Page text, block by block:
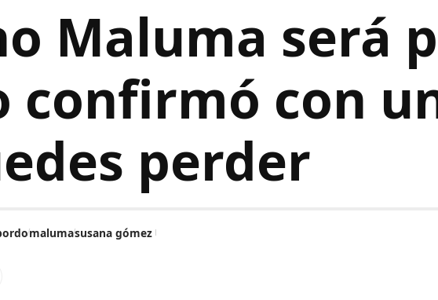
Maluma será
confirmó con
perder
malumasusana gómez